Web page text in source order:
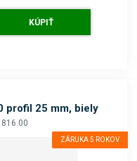
KÚPIŤ
profil 25 mm, biely
ZÁRUKA 5 ROKOV